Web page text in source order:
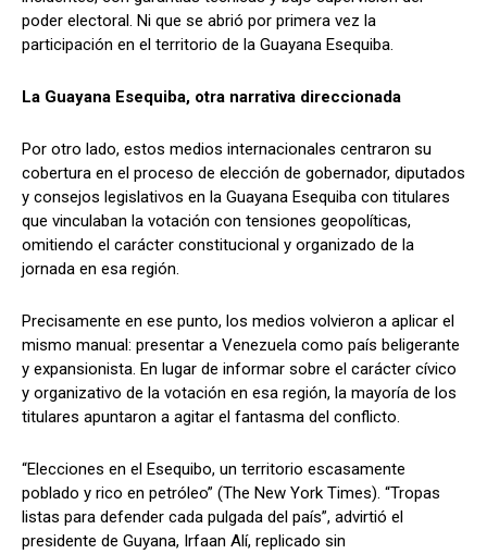
poder electoral. Ni que se abrió por primera vez la
participación en el territorio de la Guayana Esequiba.
La Guayana Esequiba, otra narrativa direccionada
Por otro lado, estos medios internacionales centraron su
cobertura en el proceso de elección de gobernador, diputados
y consejos legislativos en la Guayana Esequiba con titulares
que vinculaban la votación con tensiones geopolíticas,
omitiendo el carácter constitucional y organizado de la
jornada en esa región.
Precisamente en ese punto, los medios volvieron a aplicar el
mismo manual: presentar a Venezuela como país beligerante
y expansionista. En lugar de informar sobre el carácter cívico
y organizativo de la votación en esa región, la mayoría de los
titulares apuntaron a agitar el fantasma del conflicto.
“Elecciones en el Esequibo, un territorio escasamente
poblado y rico en petróleo” (The New York Times). “Tropas
listas para defender cada pulgada del país”, advirtió el
presidente de Guyana, Irfaan Alí, replicado sin